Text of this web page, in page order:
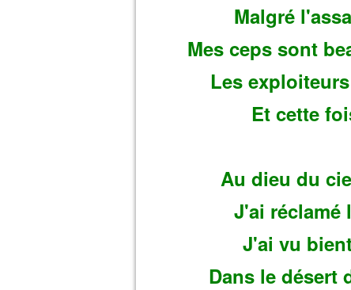
Malgré
Mes ceps sont
Les
Et cette
Au dieu du
J'ai réclamé
J'ai vu
Dans le désert